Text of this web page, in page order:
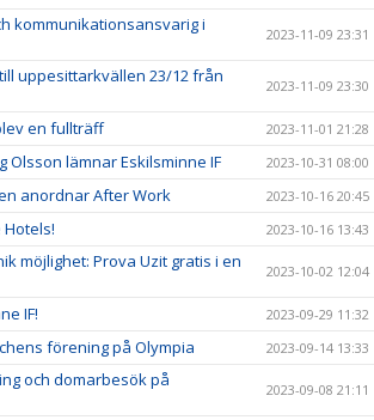
kommunikationsansvarig i
2023-11-09 23:31
uppesittarkvällen 23/12 från
2023-11-09 23:30
en fullträff 2023-11-01 21:28
Olsson lämnar Eskilsminne IF 2023-10-31 08:00
anordnar After Work 2023-10-16 20:45
2023-10-16 13:43
möjlighet: Prova Uzit gratis i en
2023-10-02 12:04
IF! 2023-09-29 11:32
förening på Olympia 2023-09-14 13:33
och domarbesök på
2023-09-08 21:11